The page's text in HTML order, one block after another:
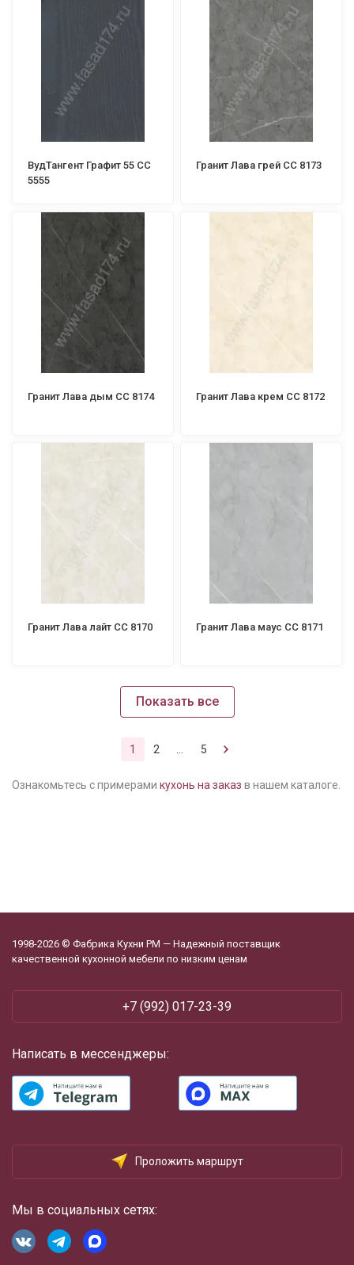
ВудТангент Графит 55 СС
5555
Гранит Лава грей СС 8173
Гранит Лава дым СС 8174 Гранит Лава крем СС 8172
Гранит Лава лайт СС 8170 Гранит Лава маус СС 8171
Показать все
1 2 5
Ознакомьтесь с примерами кухонь на заказ в нашем каталоге.
1998-2026 © Фабрика Кухни РМ — Надежный поставщик
качественной кухонной мебели по низким ценам
+7 (992) 017-23-39
Написать в мессенджеры:
Проложить маршрут
Мы в социальных сетях: